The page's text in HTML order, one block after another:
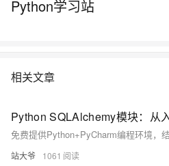
Python学习站
相关文章
站大爷 1061